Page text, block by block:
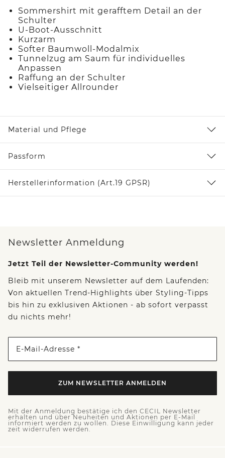
Sommershirt mit gerafftem Detail an der
Schulter
U-Boot-Ausschnitt
Kurzarm
Softer Baumwoll-Modalmix
Tunnelzug am Saum für individuelles
Anpassen
Raffung an der Schulter
Vielseitiger Allrounder
Material und Pflege
Passform
Herstellerinformation (Art.19 GPSR)
Newsletter Anmeldung
Jetzt Teil der Newsletter-Community werden!
Bleib mit unserem Newsletter auf dem Laufenden:
Von aktuellen Trend-Highlights über Styling-Tipps
bis hin zu exklusiven Aktionen - ab sofort verpasst
du nichts mehr!
E-Mail-Adresse *
ZUM NEWSLETTER ANMELDEN
Mit der Anmeldung bestätige ich den CECIL Newsletter
erhalten und über Neuheiten und Aktionen per E-Mail
informiert werden zu wollen. Diese Einwilligung kann jeder
zeit widerrufen werden.